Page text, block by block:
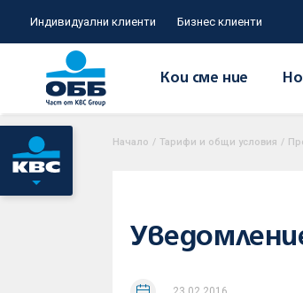
Индивидуални клиенти Бизнес клиенти
Кои сме ние
Начало / Тарифи и общи условия /